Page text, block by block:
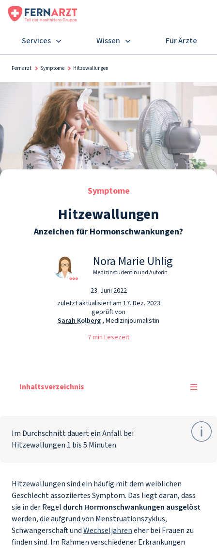
Services Wissen Für Ärzte
Fernarzt Symptome Hitzewallungen
Symptome
Hitzewallungen
Anzeichen für Hormonschwankungen?
Nora Marie Uhlig
Medizinstudentin und Autorin
23. Juni 2022
zuletzt aktualisiert am 17. Dez. 2023
geprüft von
Sarah Kolberg, Medizinjournalistin
7 min Lesezeit
Inhaltsverzeichnis
Im Durchschnitt dauert ein Anfall bei
Hitzewallungen 1 bis 5 Minuten.
Hitzewallungen sind ein häufig mit dem weiblichen
Geschlecht assoziiertes Symptom. Das liegt daran, dass
sie in der Regel durch Hormonschwankungen ausgelöst
werden, die aufgrund von Menstruationszyklus,
Schwangerschaft undWechseljahreneher bei Frauen zu
finden sind. Im Rahmen verschiedener Erkrankungen